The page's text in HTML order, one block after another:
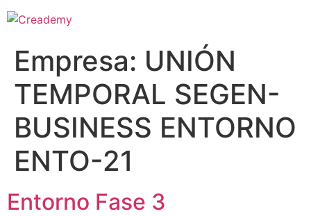
Empresa: UNIÓN
TEMPORAL SEGEN-
BUSINESS ENTORNO
ENTO-21
Entorno Fase 3